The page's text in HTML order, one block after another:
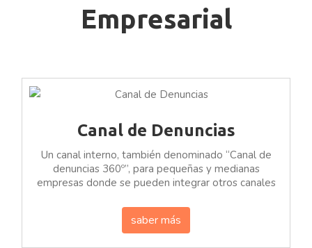
Empresarial
Canal de Denuncias
Un canal interno, también denominado “Canal de
denuncias 360º”, para pequeñas y medianas
empresas donde se pueden integrar otros canales
saber más